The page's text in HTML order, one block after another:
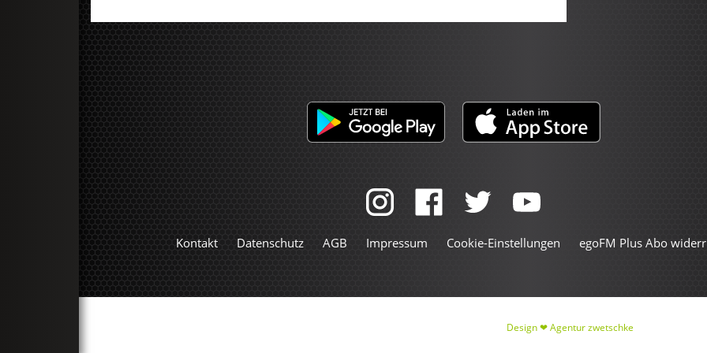
Kontakt Datenschutz AGB Impressum Cookie-Einstellungen egoFM Plus Abo
Design ❤Agentur zwetschke